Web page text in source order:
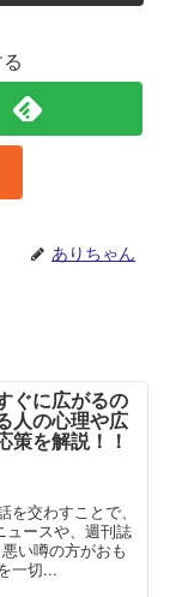
ありちゃん
ぐに広がるの
人の心理や広
策を解説！！
交わすことで、
ュースや、週刊誌
い噂の方がおも
一切...